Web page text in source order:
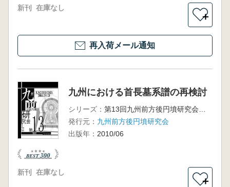
新刊 在庫なし
＋
再入荷メール通知
九州における首長墓系譜の再検討
シリーズ：
発行元： 九州前方後円墳研究会
出版年： 2010/06
新刊 在庫なし
＋